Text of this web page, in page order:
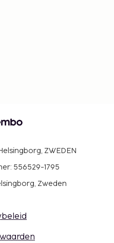
ZWEDEN
556529-1795
Zweden